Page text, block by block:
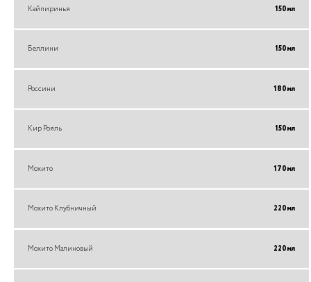
Кайпиринья 150мл
Беллини 150мл
Россини 180мл
Кир Рояль 150мл
Мохито 170мл
Мохито Клубничный 220мл
Мохито Малиновый 220мл